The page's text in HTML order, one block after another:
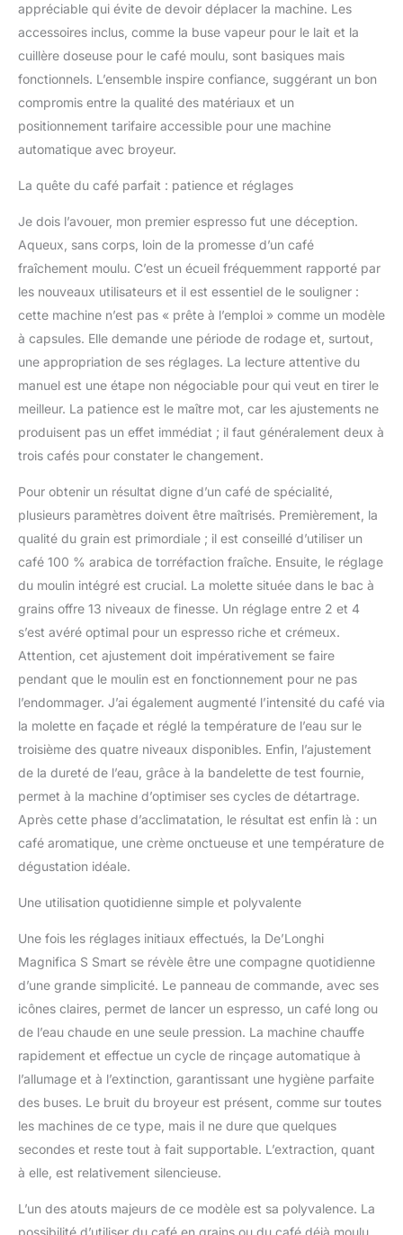
appréciable qui évite de devoir déplacer la machine. Les
accessoires inclus, comme la buse vapeur pour le lait et la
cuillère doseuse pour le café moulu, sont basiques mais
fonctionnels. L’ensemble inspire confiance, suggérant un bon
compromis entre la qualité des matériaux et un
positionnement tarifaire accessible pour une machine
automatique avec broyeur.
La quête du café parfait : patience et réglages
Je dois l’avouer, mon premier espresso fut une déception.
Aqueux, sans corps, loin de la promesse d’un café
fraîchement moulu. C’est un écueil fréquemment rapporté par
les nouveaux utilisateurs et il est essentiel de le souligner :
cette machine n’est pas « prête à l’emploi » comme un modèle
à capsules. Elle demande une période de rodage et, surtout,
une appropriation de ses réglages. La lecture attentive du
manuel est une étape non négociable pour qui veut en tirer le
meilleur. La patience est le maître mot, car les ajustements ne
produisent pas un effet immédiat ; il faut généralement deux à
trois cafés pour constater le changement.
Pour obtenir un résultat digne d’un café de spécialité,
plusieurs paramètres doivent être maîtrisés. Premièrement, la
qualité du grain est primordiale ; il est conseillé d’utiliser un
café 100 % arabica de torréfaction fraîche. Ensuite, le réglage
du moulin intégré est crucial. La molette située dans le bac à
grains offre 13 niveaux de finesse. Un réglage entre 2 et 4
s’est avéré optimal pour un espresso riche et crémeux.
Attention, cet ajustement doit impérativement se faire
pendant que le moulin est en fonctionnement pour ne pas
l’endommager. J’ai également augmenté l’intensité du café via
la molette en façade et réglé la température de l’eau sur le
troisième des quatre niveaux disponibles. Enfin, l’ajustement
de la dureté de l’eau, grâce à la bandelette de test fournie,
permet à la machine d’optimiser ses cycles de détartrage.
Après cette phase d’acclimatation, le résultat est enfin là : un
café aromatique, une crème onctueuse et une température de
dégustation idéale.
Une utilisation quotidienne simple et polyvalente
Une fois les réglages initiaux effectués, la De’Longhi
Magnifica S Smart se révèle être une compagne quotidienne
d’une grande simplicité. Le panneau de commande, avec ses
icônes claires, permet de lancer un espresso, un café long ou
de l’eau chaude en une seule pression. La machine chauffe
rapidement et effectue un cycle de rinçage automatique à
l’allumage et à l’extinction, garantissant une hygiène parfaite
des buses. Le bruit du broyeur est présent, comme sur toutes
les machines de ce type, mais il ne dure que quelques
secondes et reste tout à fait supportable. L’extraction, quant
à elle, est relativement silencieuse.
L’un des atouts majeurs de ce modèle est sa polyvalence. La